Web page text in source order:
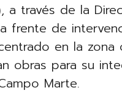
a través de la
frente de
en la zona
obras para su
Marte.